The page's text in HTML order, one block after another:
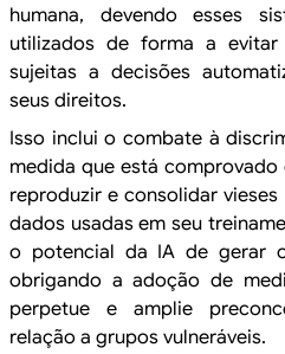
humana, devendo esses
utilizados de forma a evitar
sujeitas a decisões
seus direitos.
Isso inclui o combate à
medida que está comprovado
reproduzir e consolidar
dados usadas em seu
o potencial da IA de gerar
obrigando a adoção de
perpetue e amplie
relação a grupos vulneráveis.